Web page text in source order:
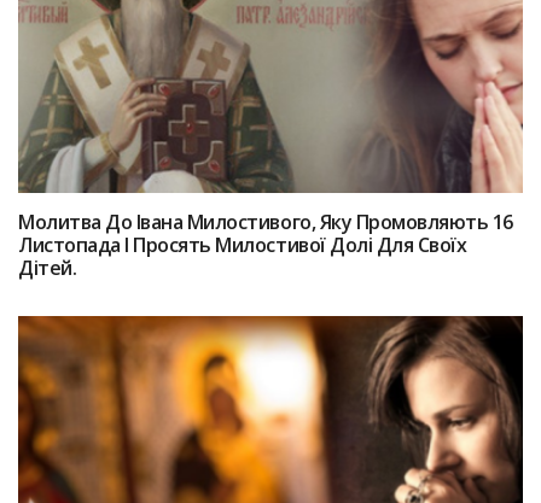
Мoлитва Дo Івaна Милостивого, Якy Пpoмовляють 16
Листопада І Пpoсять Милocтивої Дoлі Для Своїх
Дітeй.